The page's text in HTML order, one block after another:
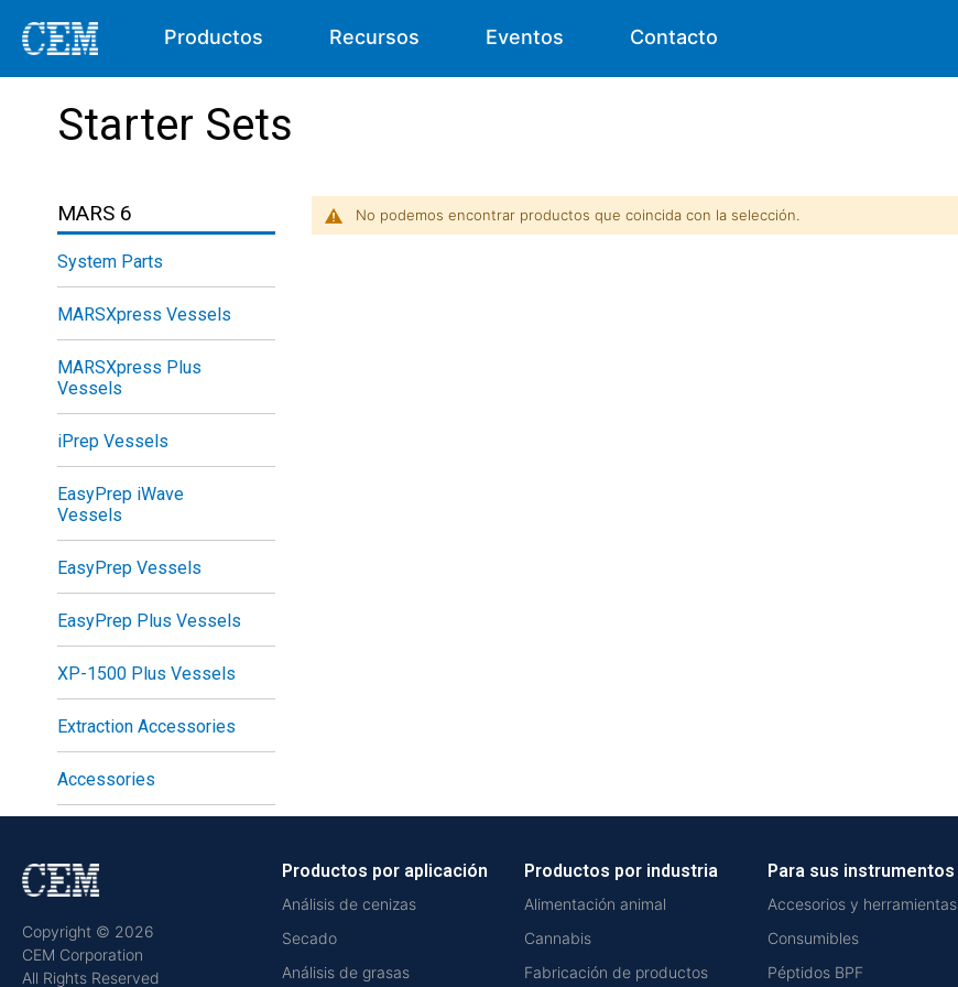
Productos Recursos Eventos Contacto
Starter Sets
No podemos encontrar productos que coincida con la selección.
MARS 6
System Parts
MARSXpress Vessels
MARSXpress Plus
Vessels
iPrep Vessels
EasyPrep iWave
Vessels
EasyPrep Vessels
EasyPrep Plus Vessels
XP-1500 Plus Vessels
Extraction Accessories
Accessories
Copyright © 2026
CEM Corporation
All Rights Reserved
Productos por aplicación
Análisis de cenizas
Secado
Análisis de grasas
Productos por industria
Alimentación animal
Cannabis
Fabricación de productos
Para sus instrumentos
Accesorios y herramientas
Consumibles
Péptidos BPF